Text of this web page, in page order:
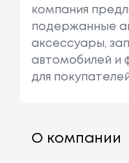
компания
подержанные
аксессуары,
автомобилей и
для
О компании